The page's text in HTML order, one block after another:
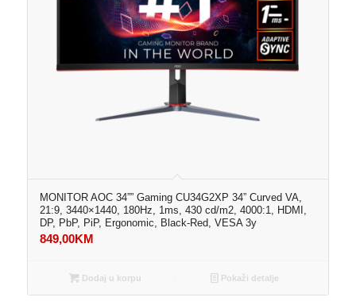
MONITOR AOC 34”” Gaming CU34G2XP 34” Curved VA,
21:9, 3440×1440, 180Hz, 1ms, 430 cd/m2, 4000:1, HDMI,
DP, PbP, PiP, Ergonomic, Black-Red, VESA 3y
849,00KM
Dodaj u korpu Pokaži detalje